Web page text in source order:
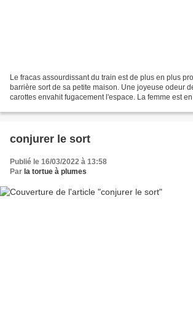
Le fracas assourdissant du train est de plus en plus
barrière sort de sa petite maison. Une joyeuse odeur
carottes envahit fugacement l'espace. La femme est en
conjurer le sort
Publié le 16/03/2022 à 13:58
Par la tortue à plumes